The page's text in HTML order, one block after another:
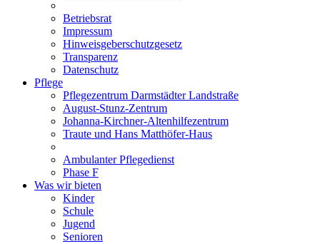
Betriebsrat
Impressum
Hinweisgeberschutzgesetz
Transparenz
Datenschutz
Pflege
Pflegezentrum Darmstädter Landstraße
August-Stunz-Zentrum
Johanna-Kirchner-Altenhilfezentrum
Traute und Hans Matthöfer-Haus
Ambulanter Pflegedienst
Phase F
Was wir bieten
Kinder
Schule
Jugend
Senioren